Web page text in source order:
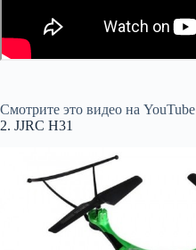
Смотрите это видео на YouTube
2. JJRC H31